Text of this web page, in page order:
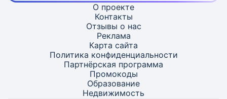
О проекте
Контакты
Отзывы о нас
Реклама
Карта сайта
Политика конфиденциальности
Партнёрская программа
Промокоды
Образование
Недвижимость